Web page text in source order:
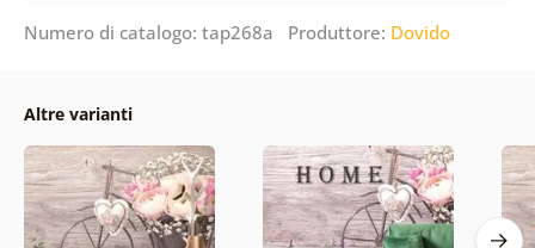
Numero di catalogo: tap268a Produttore: Dovido
Altre varianti